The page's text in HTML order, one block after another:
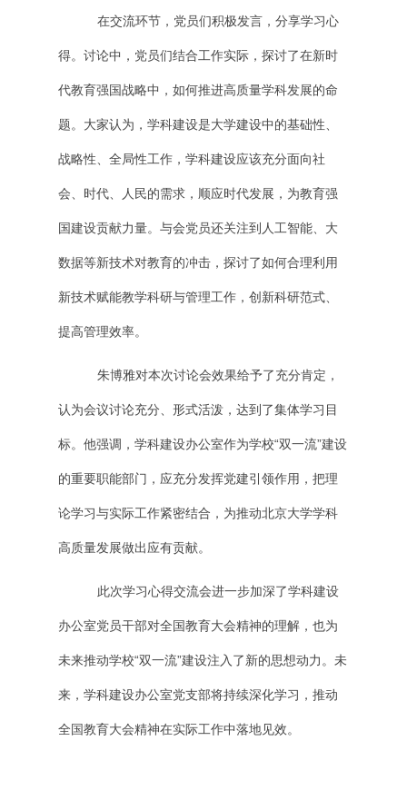
在交流环节，党员们积极发言，分享学习心
得。讨论中，党员们结合工作实际，探讨了在新时
代教育强国战略中，如何推进高质量学科发展的命
题。大家认为，学科建设是大学建设中的基础性、
战略性、全局性工作，学科建设应该充分面向社
会、时代、人民的需求，顺应时代发展，为教育强
国建设贡献力量。与会党员还关注到人工智能、大
数据等新技术对教育的冲击，探讨了如何合理利用
新技术赋能教学科研与管理工作，创新科研范式、
提高管理效率。
朱博雅对本次讨论会效果给予了充分肯定，
认为会议讨论充分、形式活泼，达到了集体学习目
标。他强调，学科建设办公室作为学校“双一流”建设
的重要职能部门，应充分发挥党建引领作用，把理
论学习与实际工作紧密结合，为推动北京大学学科
高质量发展做出应有贡献。
此次学习心得交流会进一步加深了学科建设
办公室党员干部对全国教育大会精神的理解，也为
未来推动学校“双一流”建设注入了新的思想动力。未
来，学科建设办公室党支部将持续深化学习，推动
全国教育大会精神在实际工作中落地见效。